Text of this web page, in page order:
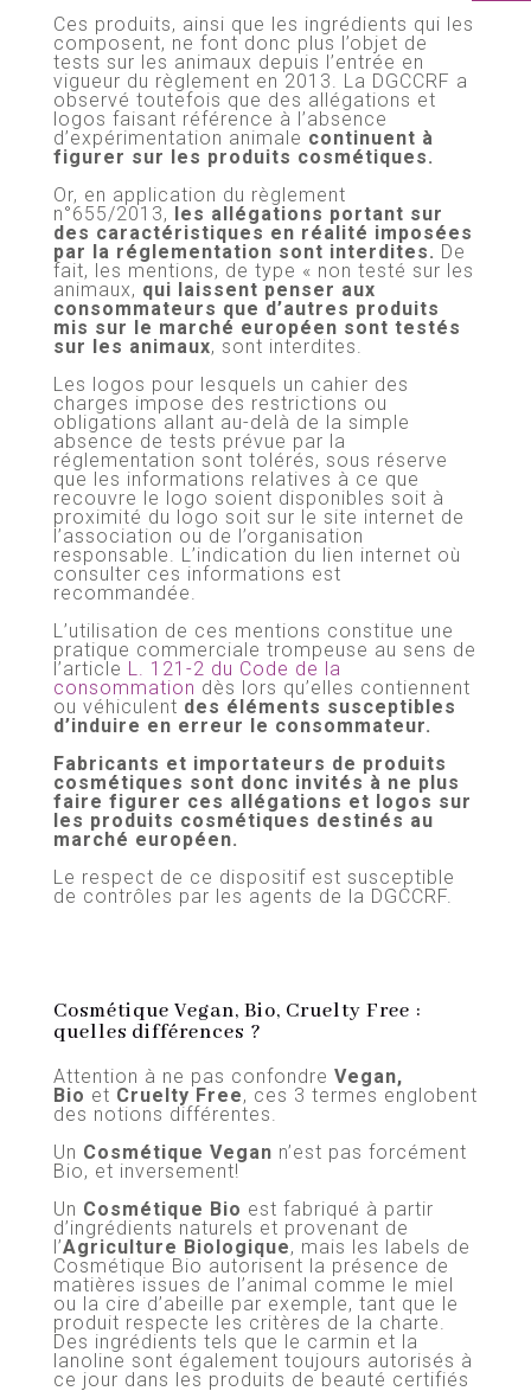
Ces produits, ainsi que les ingrédients qui les
composent, ne font donc plus l’objet de
tests sur les animaux depuis l’entrée en
vigueur du règlement en 2013. La DGCCRF a
observé toutefois que des allégations et
logos faisant référence à l’absence
d’expérimentation animale continuent à
figurer sur les produits cosmétiques.
Or, en application du règlement
n°655/2013,
les allégations portant sur
des caractéristiques en réalité imposées
par la réglementation sont interdites. De
fait, les mentions, de type « non testé sur les
animaux, qui laissent penser aux
consommateurs que d’autres produits
mis sur le marché européen sont testés
sur les animaux, sont interdites.
Les logos pour lesquels un cahier des
charges impose des restrictions ou
obligations allant au-delà de la simple
absence de tests prévue par la
réglementation sont tolérés, sous réserve
que les informations relatives à ce que
recouvre le logo soient disponibles soit à
proximité du logo soit sur le site internet de
l’association ou de l’organisation
responsable. L’indication du lien internet où
consulter ces informations est
recommandée.
L’utilisation de ces mentions constitue une
pratique commerciale trompeuse au sens de
l’article L. 121-2 du Code de la
consommation dès lors qu’elles contiennent
ou véhiculent des éléments susceptibles
d’induire en erreur le consommateur.
Fabricants et importateurs de produits
cosmétiques sont donc invités à ne plus
faire figurer ces allégations et logos sur
les produits cosmétiques destinés au
marché européen.
Le respect de ce dispositif est susceptible
de contrôles par les agents de la DGCCRF.
Cosmétique Vegan, Bio, Cruelty Free :
quelles différences ?
Attention à ne pas confondre Vegan,
Bio et Cruelty Free, ces 3 termes englobent
des notions différentes.
Un Cosmétique Vegan n’est pas forcément
Bio, et inversement!
Un Cosmétique Bio est fabriqué à partir
d’ingrédients naturels et provenant de
l’Agriculture Biologique, mais les labels de
Cosmétique Bio autorisent la présence de
matières issues de l’animal comme le miel
ou la cire d’abeille par exemple, tant que le
produit respecte les critères de la charte.
Des ingrédients tels que le carmin et la
lanoline sont également toujours autorisés à
ce jour dans les produits de beauté certifiés